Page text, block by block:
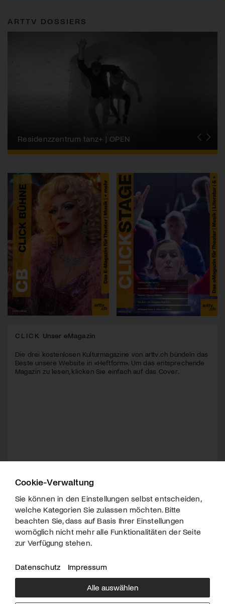
ARTTV DOSSIERS
Migros-Kulturprozent | Tanzfestival Steps
Residenzzentrum tanz+ | OPEN
Tanzszene Schweiz
CLICK Unser eMagazin
Die drei kostenlosen Kulturmagazine von arttv.ch bündeln das
Beste unsere Website in «Heftform». Um das entsprechende
Magazin zu lesen, klicken Sie einfach auf das Cover.
Cookie-Verwaltung
Sie können in den Einstellungen selbst entscheiden,
welche Kategorien Sie zulassen möchten. Bitte
beachten Sie, dass auf Basis Ihrer Einstellungen
womöglich nicht mehr alle Funktionalitäten der Seite
zur Verfügung stehen.
Datenschutz Impressum
Alle auswählen